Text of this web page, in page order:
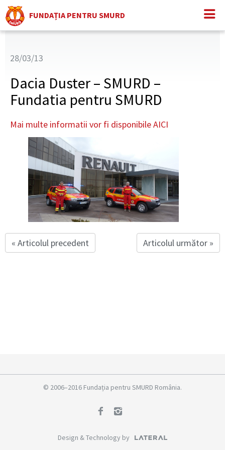
FUNDAȚIA PENTRU SMURD
28/03/13
Dacia Duster – SMURD –
Fundatia pentru SMURD
Mai multe informatii vor fi disponibile AICI
« Articolul precedent Articolul următor »
© 2006–2016 Fundația pentru SMURD România.
Design & Technology by